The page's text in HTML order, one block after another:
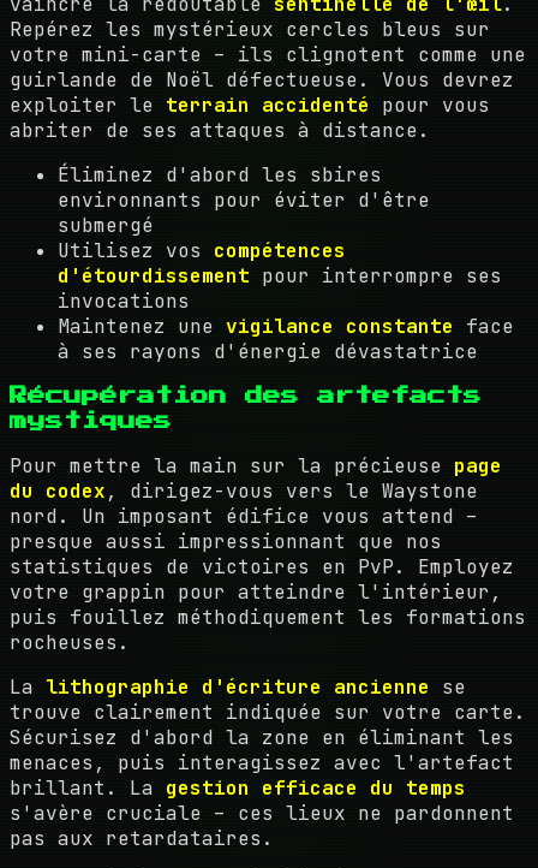
Repérez les mystérieux cercles bleus sur
votre mini-carte – ils clignotent comme une
guirlande de Noël défectueuse. Vous devrez
exploiter le terrain accidenté pour vous
abriter de ses attaques à distance.
Éliminez d'abord les sbires
environnants pour éviter d'être
submergé
Utilisez vos compétences
d'étourdissement pour interrompre ses
invocations
Maintenez une vigilance constante face
à ses rayons d'énergie dévastatrice
Récupération des artefacts
mystiques
Pour mettre la main sur la précieuse page
du codex, dirigez-vous vers le Waystone
nord. Un imposant édifice vous attend –
presque aussi impressionnant que nos
statistiques de victoires en PvP. Employez
votre grappin pour atteindre l'intérieur,
puis fouillez méthodiquement les formations
rocheuses.
La lithographie d'écriture ancienne se
trouve clairement indiquée sur votre carte.
Sécurisez d'abord la zone en éliminant les
menaces, puis interagissez avec l'artefact
brillant. La gestion efficace du temps
s'avère cruciale – ces lieux ne pardonnent
pas aux retardataires.